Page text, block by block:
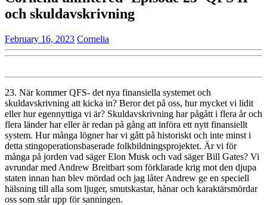
och skuldavskrivning
February 16, 2023February
16,
Cornelia
23. När kommer QFS- det nya finansiella systemet och
skuldavskrivning att kicka in? Beror det på oss, hur mycket vi lidit
eller hur egennyttiga vi är? Skuldavskrivning har pågått i flera år och
flera länder har eller är redan på gång att införa ett nytt finansiellt
system. Hur många lögner har vi gått på historiskt och inte minst i
detta stingoperationsbaserade folkbildningsprojektet. Är vi för
många på jorden vad säger Elon Musk och vad säger Bill Gates? Vi
avrundar med Andrew Breitbart som förklarade krig mot den djupa
staten innan han blev mördad och jag låter Andrew ge en speciell
hälsning till alla som ljuger, smutskastar, hånar och karaktärsmördar
oss som står upp för sanningen.